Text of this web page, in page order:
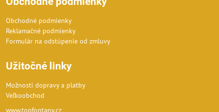
Obchodné podmienky
Reklamačné podmienky
Formulár na odstúpenie od zmluvy
Užitočné linky
Možnosti dopravy a platby
Veľkoobchod
www.topfontany.cz